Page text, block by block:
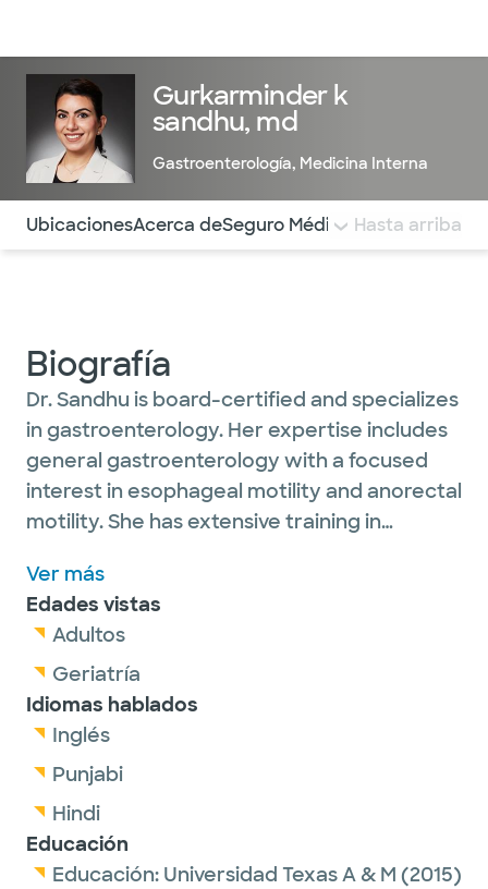
Gurkarminder k
sandhu, md
Gastroenterología, Medicina Interna
Utilice esta navegación para saltar rápidamente a
UbicacionesAcerca deSeguro Médico COMENTARIOS
Hasta arriba
Biografía
Dr. Sandhu is board-certified and specializes
in gastroenterology. Her expertise includes
general gastroenterology with a focused
interest in esophageal motility and anorectal
motility. She has extensive training in
and treat a wide array of gastroenterology
conditions. Her goal is to provide patients
with effective and tailored care. She is
passionate about educating her patients in
preventive care to positively impact their
quality of life.
Dr. Sandhu enjoys traveling, staying active,
friends.
Ver más
Edades vistas
Adultos
Geriatría
Idiomas hablados
Inglés
Punjabi
Hindi
Educación
Educación: Universidad Texas A & M (2015)